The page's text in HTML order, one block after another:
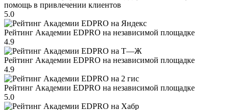
5.0
Рейтинг Академии EDPRO на независимой площадке
4.9
Рейтинг Академии EDPRO на независимой площадке
4.9
Рейтинг Академии EDPRO на независимой площадке
5.0